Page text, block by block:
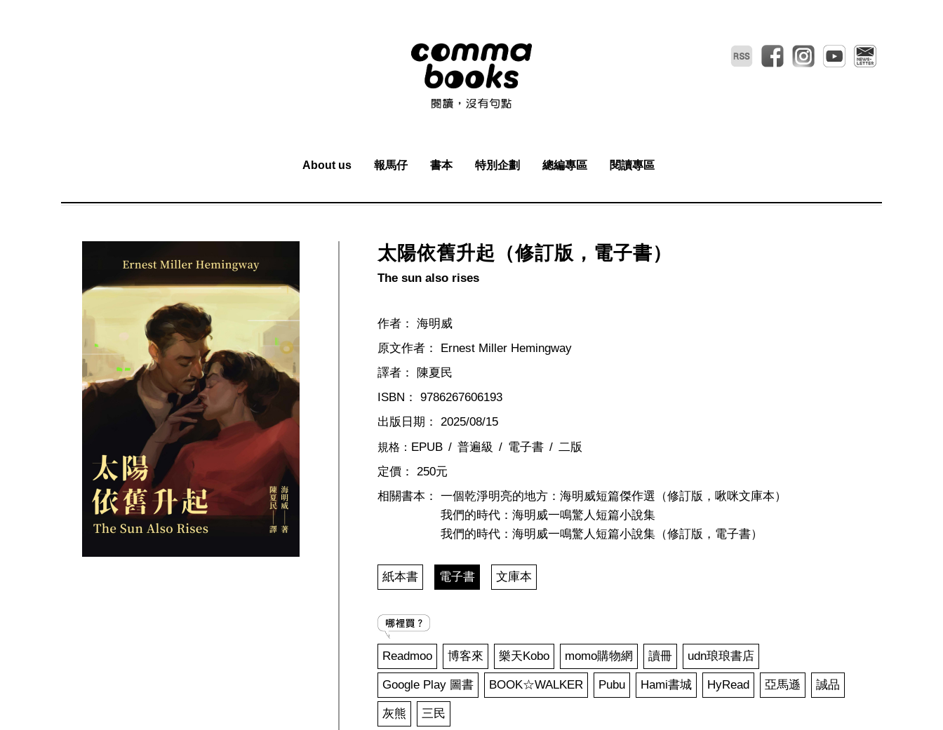
RSS facebookinstagramyoutube
About us 報馬仔 書本 特別企劃 總編專區 閱讀專區
太陽依舊升起（修訂版，電子書）
The sun also rises
作者： 海明威
原文作者： Ernest Miller Hemingway
譯者：
陳夏民
ISBN： 9786267606193
出版日期： 2025/08/15
規格： EPUB 普遍級 電子書
二版
定價： 250元
相關書本： 一個乾淨明亮的地方：海明威短篇傑作選（修訂版，啾咪文庫本）
我們的時代：海明威一鳴驚人短篇小說集
我們的時代：海明威一鳴驚人短篇小說集（修訂版，電子書）
紙本書 電子書 文庫本
Readmoo 博客來 樂天Kobo momo購物網 讀冊 udn琅琅書店
Google Play 圖書 BOOK☆WALKER Pubu Hami書城 HyRead 亞馬遜 誠品
灰熊 三民